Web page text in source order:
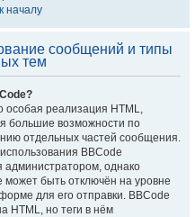
началу
сообщений и типы
тем
особая реализация HTML,
большие возможности по
отдельных частей сообщения.
BBCode
администратором, однако
может быть отключён на уровне
для его отправки. BBCode
HTML, но теги в нём